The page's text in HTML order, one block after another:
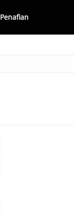
Penafian